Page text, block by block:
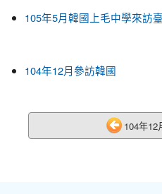
105年5月韓國上毛中學來訪
104年12月參訪韓國
104年12